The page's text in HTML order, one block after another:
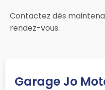
Contactez dès
rendez-vous.
Garage Jo